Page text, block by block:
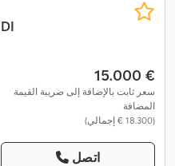
‏15.000 €
سعر ثابت بالإضافة إلى ضريبة القيمة
المضافة
(‏18.300 € إجمالي)
اتصل